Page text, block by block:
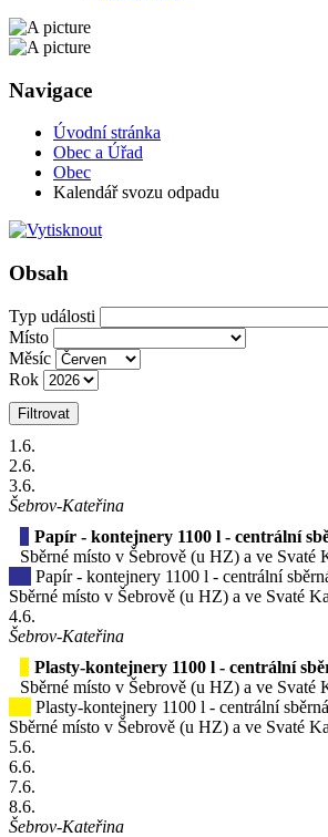
Navigace
Úvodní stránka
Obec a Úřad
Obec
Kalendář svozu odpadu
Obsah
Typ události
Místo
Měsíc
Rok
Filtrovat
1 .6.
2.6.
3.6.
Šebrov-Kateřina
Papír - kontejnery 1100 l - centrální
Sběrné místo v Šebrově (u HZ) a ve Svaté
Papír - kontejnery 1100 l - centrální
Sběrné místo v Šebrově (u HZ) a ve Svaté
4.6.
Šebrov-Kateřina
Plasty-kontejnery 1100 l - centrální
Sběrné místo v Šebrově (u HZ) a ve Svaté
Plasty-kontejnery 1100 l - centrální
Sběrné místo v Šebrově (u HZ) a ve Svaté
5.6.
6.6.
7.6.
8.6.
Šebrov-Kateřina